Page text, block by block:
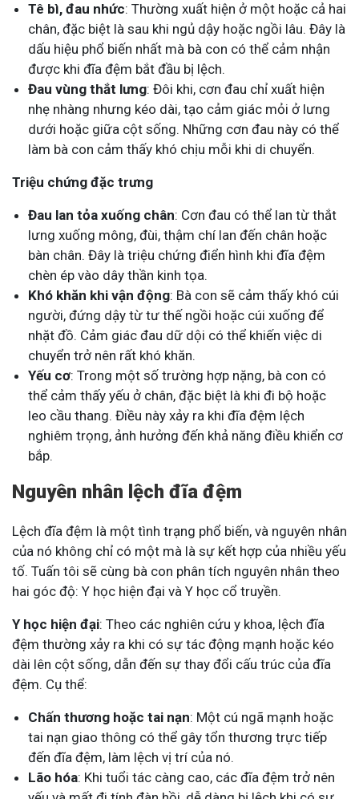
Tê bì, đau nhức: Thường xuất hiện ở một hoặc cả hai
chân, đặc biệt là sau khi ngủ dậy hoặc ngồi lâu. Đây là
dấu hiệu phổ biến nhất mà bà con có thể cảm nhận
được khi đĩa đệm bắt đầu bị lệch.
Đau vùng thắt lưng: Đôi khi, cơn đau chỉ xuất hiện
nhẹ nhàng nhưng kéo dài, tạo cảm giác mỏi ở lưng
dưới hoặc giữa cột sống. Những cơn đau này có thể
làm bà con cảm thấy khó chịu mỗi khi di chuyển.
Triệu chứng đặc trưng
Đau lan tỏa xuống chân: Cơn đau có thể lan từ thắt
lưng xuống mông, đùi, thậm chí lan đến chân hoặc
bàn chân. Đây là triệu chứng điển hình khi đĩa đệm
chèn ép vào dây thần kinh tọa.
Khó khăn khi vận động: Bà con sẽ cảm thấy khó cúi
người, đứng dậy từ tư thế ngồi hoặc cúi xuống để
nhặt đồ. Cảm giác đau dữ dội có thể khiến việc di
chuyển trở nên rất khó khăn.
Yếu cơ: Trong một số trường hợp nặng, bà con có
thể cảm thấy yếu ở chân, đặc biệt là khi đi bộ hoặc
leo cầu thang. Điều này xảy ra khi đĩa đệm lệch
nghiêm trọng, ảnh hưởng đến khả năng điều khiển cơ
bắp.
Nguyên nhân lệch đĩa đệm
Lệch đĩa đệm là một tình trạng phổ biến, và nguyên nhân
của nó không chỉ có một mà là sự kết hợp của nhiều yếu
tố. Tuấn tôi sẽ cùng bà con phân tích nguyên nhân theo
hai góc độ: Y học hiện đại và Y học cổ truyền.
Y học hiện đại: Theo các nghiên cứu y khoa, lệch đĩa
đệm thường xảy ra khi có sự tác động mạnh hoặc kéo
dài lên cột sống, dẫn đến sự thay đổi cấu trúc của đĩa
đệm. Cụ thể:
Chấn thương hoặc tai nạn: Một cú ngã mạnh hoặc
tai nạn giao thông có thể gây tổn thương trực tiếp
đến đĩa đệm, làm lệch vị trí của nó.
Lão hóa: Khi tuổi tác càng cao, các đĩa đệm trở nên